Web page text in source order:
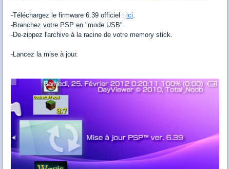
-Téléchargez le firmware 6.39 officiel : ici
-Branchez votre PSP en "mode USB".
-De-zippez l'archive à la racine de votre memory stick.
-Lancez la mise à jour.